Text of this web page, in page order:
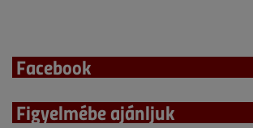
Facebook
Figyelmébe ajánljuk